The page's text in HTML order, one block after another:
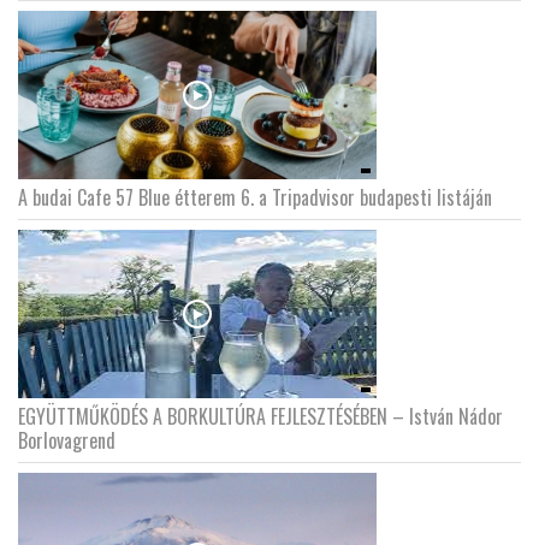
A budai Cafe 57 Blue étterem 6. a Tripadvisor budapesti listáján
EGYÜTTMŰKÖDÉS A BORKULTÚRA FEJLESZTÉSÉBEN – István Nádor
Borlovagrend